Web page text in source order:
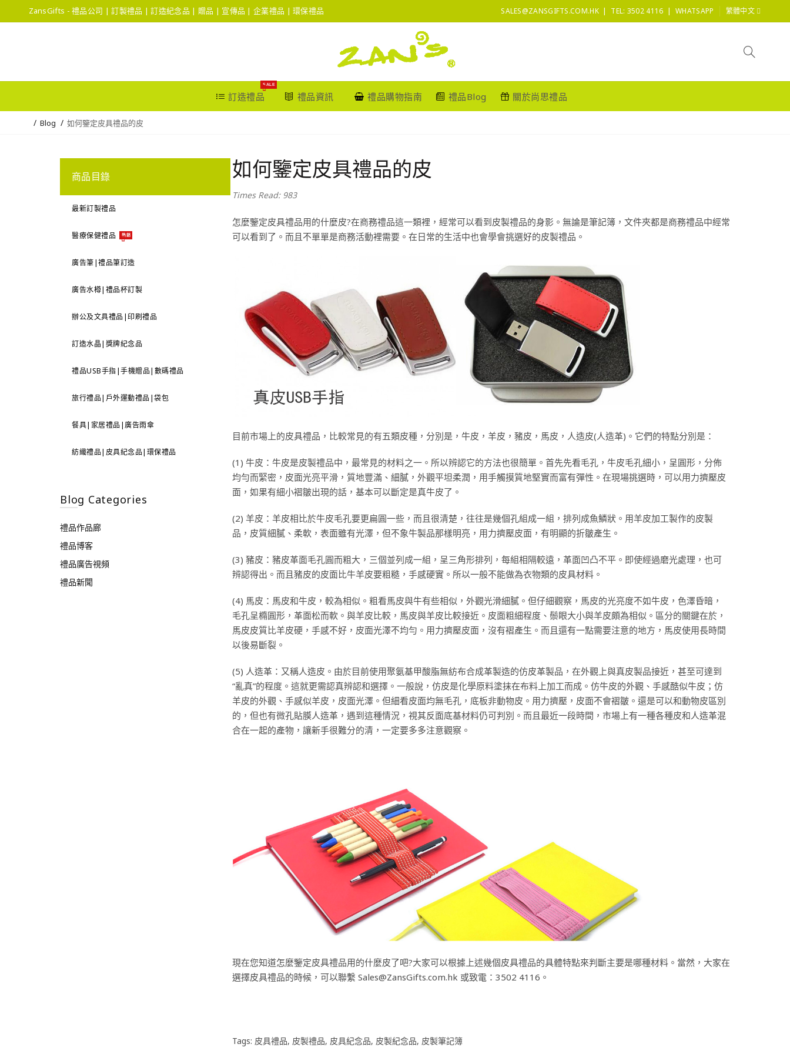
ZansGifts - 禮品公司 | 訂製禮品 | 訂造紀念品 | 贈品 | 宣傳品 | 企業禮品 | 環保禮品 SALES@ZANSGIFTS.COM.HK| TEL: 3502 4116 |WHATSAPP 繁體中文
訂造禮品
SALE
禮品資訊 禮品購物指南 禮品Blog 關於尚思禮品
Blog 如何鑒定皮具禮品的皮
商品目錄
最新訂製禮品
醫療保健禮品 熱銷
廣告筆|禮品筆訂造
廣告水樽|禮品杯訂製
辦公及文具禮品|印刷禮品
訂造水晶|獎牌紀念品
禮品USB手指|手機贈品|數碼禮品
旅行禮品|戶外運動禮品|袋包
餐具|家居禮品|廣告雨傘
紡織禮品|皮具紀念品|環保禮品
Blog Categories
禮品作品廊
禮品博客
禮品廣告視頻
禮品新聞
如何鑒定皮具禮品的皮
Times Read: 983
怎麼鑒定皮具禮品用的什麼皮?在商務禮品這一類裡，經常可以看到皮製禮品的身影。無論是筆記簿，文件夾都是商務禮品中經常
可以看到了。而且不單單是商務活動裡需要。在日常的生活中也會學會挑選好的皮製禮品。
目前市場上的皮具禮品，比較常見的有五類皮種，分別是，牛皮，羊皮，豬皮，馬皮，人造皮(人造革)。它們的特點分別是：
(1) 牛皮：牛皮是皮製禮品中，最常見的材料之一。所以辨認它的方法也很簡單。首先先看毛孔，牛皮毛孔細小，呈圓形，分佈
均勻而緊密，皮面光亮平滑，質地豐滿、細膩，外觀平坦柔潤，用手觸摸質地堅實而富有彈性。在現場挑選時，可以用力擠壓皮
面，如果有細小褶皺出現的話，基本可以斷定是真牛皮了。
(2) 羊皮：羊皮相比於牛皮毛孔要更扁圓一些，而且很清楚，往往是幾個孔組成一組，排列成魚鱗狀。用羊皮加工製作的皮製
品，皮質細膩、柔軟，表面雖有光澤，但不象牛製品那樣明亮，用力擠壓皮面，有明顯的折皺產生。
(3) 豬皮：豬皮革面毛孔圓而粗大，三個並列成一組，呈三角形排列，每組相隔較遠，革面凹凸不平。即使經過磨光處理，也可
辨認得出。而且豬皮的皮面比牛羊皮要粗糙，手感硬實。所以一般不能做為衣物類的皮具材料。
(4) 馬皮：馬皮和牛皮，較為相似。粗看馬皮與牛有些相似，外觀光滑細膩。但仔細觀察，馬皮的光亮度不如牛皮，色澤昏暗，
毛孔呈橢圓形，革面松而軟。與羊皮比較，馬皮與羊皮比較接近。皮面粗細程度、鬃眼大小與羊皮頗為相似。區分的關鍵在於，
馬皮皮質比羊皮硬，手感不好，皮面光澤不均勻。用力擠壓皮面，沒有褶產生。而且還有一點需要注意的地方，馬皮使用長時間
以後易斷裂。
(5) 人造革：又稱人造皮。由於目前使用聚氨基甲酸脂無紡布合成革製造的仿皮革製品，在外觀上與真皮製品接近，甚至可達到
“亂真”的程度。這就更需認真辨認和選擇。一般說，仿皮是化學原料塗抹在布料上加工而成。仿牛皮的外觀、手感酷似牛皮；仿
羊皮的外觀、手感似羊皮，皮面光澤。但細看皮面均無毛孔，底板非動物皮。用力擠壓，皮面不會褶皺。還是可以和動物皮區別
的，但也有微孔貼膜人造革，遇到這種情況，視其反面底基材料仍可判別。而且最近一段時間，市場上有一種各種皮和人造革混
合在一起的產物，讓新手很難分的清，一定要多多注意觀察。
現在您知道怎麼鑒定皮具禮品用的什麼皮了吧?大家可以根據上述幾個皮具禮品的具體特點來判斷主要是哪種材料。當然，大家在
選擇皮具禮品的時候，可以聯繫 Sales@ZansGifts.com.hk 或致電：3502 4116。
Tags: 皮具禮品, 皮製禮品, 皮具紀念品, 皮製紀念品, 皮製筆記簿